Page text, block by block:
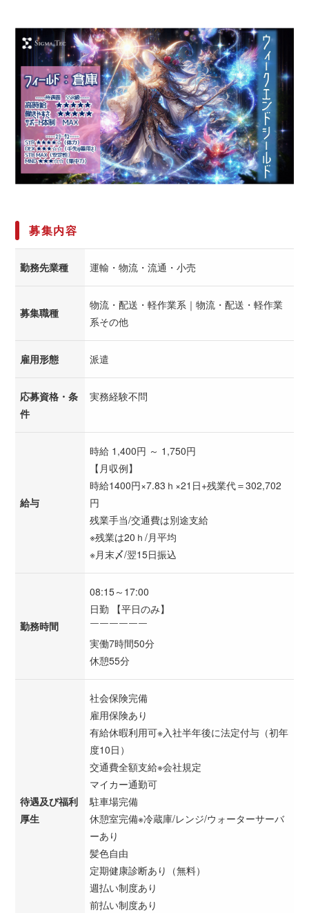
募集内容
勤務先業種 運輸・物流・流通・小売
募集職種
物流・配送・軽作業系｜物流・配送・軽作業
系その他
雇用形態 派遣
応募資格・条
件
実務経験不問
給与
時給 1,400円 ～ 1,750円
【月収例】
時給1400円×7.83ｈ×21日+残業代＝302,702
円
残業手当/交通費は別途支給
※残業は20ｈ/月平均
※月末〆/翌15日振込
勤務時間
08:15～17:00
日勤 【平日のみ】
￣￣￣￣￣￣
実働7時間50分
休憩55分
待遇及び福利
厚生
社会保険完備
雇用保険あり
有給休暇利用可※入社半年後に法定付与（初年
度10日）
交通費全額支給※会社規定
マイカー通勤可
駐車場完備
休憩室完備※冷蔵庫/レンジ/ウォーターサーバ
ーあり
髪色自由
定期健康診断あり（無料）
週払い制度あり
前払い制度あり